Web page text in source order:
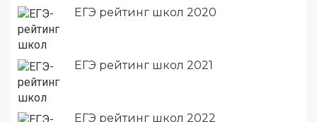
ЕГЭ рейтинг школ 2020
ЕГЭ рейтинг школ 2021
ЕГЭ рейтинг школ 2022